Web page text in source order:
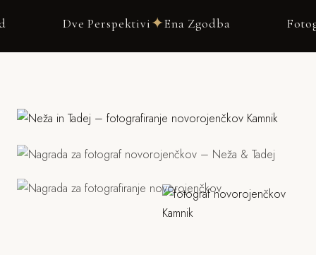
Dve Perspektivi✦Ena Zgodba Fotografiranje